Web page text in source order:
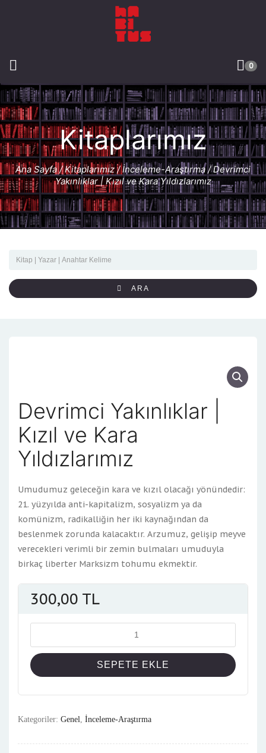
0
Kitaplarımız
Ana Sayfa/Kitaplarımız/İnceleme-Araştırma/ Devrimci
Yakınlıklar | Kızıl ve Kara Yıldızlarımız
ARA
Devrimci Yakınlıklar |
Kızıl ve Kara
Yıldızlarımız
Umudumuz geleceğin kara ve kızıl olacağı yönündedir:
21. yüzyılda anti-kapitalizm, sosyalizm ya da
komünizm, radikalliğin her iki kaynağından da
beslenmek zorunda kalacaktır. Arzumuz, gelişip meyve
verecekleri verimli bir zemin bulmaları umuduyla
birkaç liberter Marksizm tohumu ekmektir.
300,00 TL
SEPETE EKLE
Kategoriler: Genel, İnceleme-Araştırma